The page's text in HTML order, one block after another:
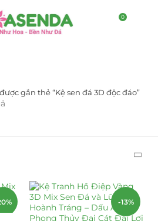
0
LỌC
gắn thẻ “Kệ sen đá 3D độc đáo”
-13%